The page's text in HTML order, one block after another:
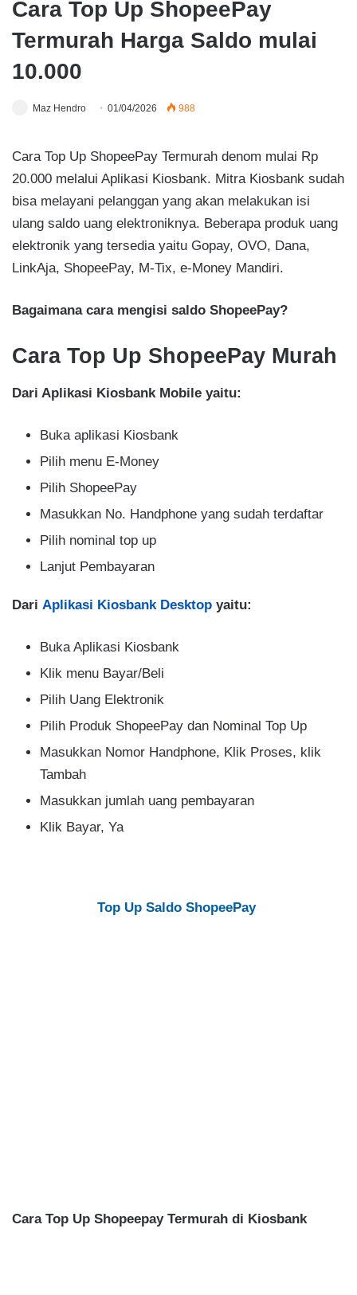
Cara Top Up ShopeePay
Termurah Harga Saldo mulai
10.000
Maz Hendro 01/04/2026 988
Cara Top Up ShopeePay Termurah denom mulai Rp
20.000 melalui Aplikasi Kiosbank. Mitra Kiosbank sudah
bisa melayani pelanggan yang akan melakukan isi
ulang saldo uang elektroniknya. Beberapa produk uang
elektronik yang tersedia yaitu Gopay, OVO, Dana,
LinkAja, ShopeePay, M-Tix, e-Money Mandiri.
Bagaimana cara mengisi saldo ShopeePay?
Cara Top Up ShopeePay Murah
Dari Aplikasi Kiosbank Mobile yaitu:
Buka aplikasi Kiosbank
Pilih menu E-Money
Pilih ShopeePay
Masukkan No. Handphone yang sudah terdaftar
Pilih nominal top up
Lanjut Pembayaran
Dari Aplikasi Kiosbank Desktop yaitu:
Buka Aplikasi Kiosbank
Klik menu Bayar/Beli
Pilih Uang Elektronik
Pilih Produk ShopeePay dan Nominal Top Up
Masukkan Nomor Handphone, Klik Proses, klik
Tambah
Masukkan jumlah uang pembayaran
Klik Bayar, Ya
Top Up Saldo ShopeePay
Cara Top Up Shopeepay Termurah di Kiosbank